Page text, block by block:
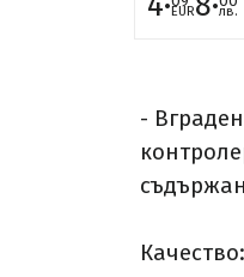
EUR лв.
-